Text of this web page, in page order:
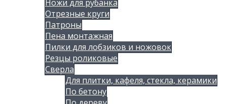
Ножи для рубанка
Отрезные круги
Патроны
Пена монтажная
Пилки для лобзиков и ножовок
Резцы роликовые
Сверла
Для плитки, кафеля, стекла, керамики
По бетону